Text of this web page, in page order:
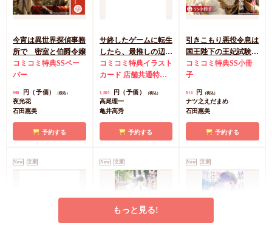
今宵は異世界探偵事務
所で 密室と伯爵令嬢
コミコミ特典SSペー
パー
990 円（予価） （税込）
夜光花
石田惠美
予約する
サ終したゲームに転生
したら、最推しの辺境
伯にぐいぐい迫られて
います
コミコミ特典イラスト
カード 店舗共通特典
1,265 円（予価） （税込）
高尾理一
亀井高秀
予約する
引きこもり悪役令息は
国王陛下の王妃試験か
ら逃れたい
コミコミ特典SS小冊
子
814 円 （税込）
ナツ之えだまめ
石田惠美
予約する
New 文庫 New 文庫 New 文庫
もっと見る!